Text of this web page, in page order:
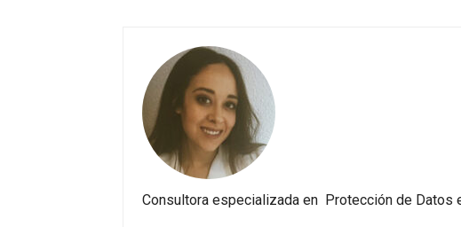
Consultora especializada en Protección de Datos